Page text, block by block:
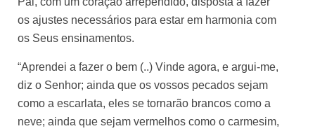
Pai, com um coração arrependido, disposta a fazer
os ajustes necessários para estar em harmonia com
os Seus ensinamentos.
“Aprendei a fazer o bem (..) Vinde agora, e argui-me,
diz o Senhor; ainda que os vossos pecados sejam
como a escarlata, eles se tornarão brancos como a
neve; ainda que sejam vermelhos como o carmesim,